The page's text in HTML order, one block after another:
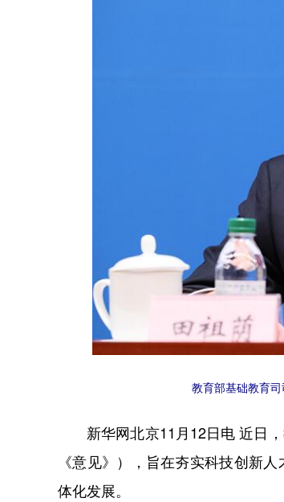
教育部基础教育
新华网北京11月12日电 近日，
《意见》），旨在夯实科技创新
体化发展。